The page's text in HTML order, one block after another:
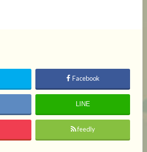
Facebook
LINE
feedly